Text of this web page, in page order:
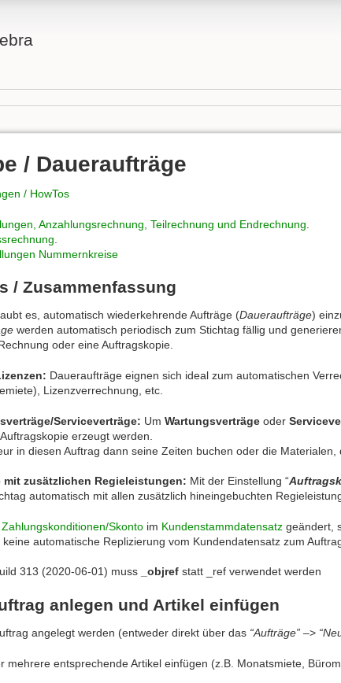
/ Daueraufträge
/ HowTos
Anzahlungsrechnung, Teilrechnung und Endrechnung
Nummernkreise
/ Zusammenfassung
es, automatisch wiederkehrende Aufträge (Daueraufträge)
werden automatisch periodisch zum Stichtag fällig und
oder eine Auftragskopie.
Daueraufträge eignen sich ideal zum automatischen
Lizenzverrechnung, etc.
Serviceverträge: Um Wartungsverträge oder
erzeugt werden.
in diesen Auftrag dann seine Zeiten buchen oder die Materialen,
mit zusätzlichen Regieleistungen: Mit der Einstellung “
automatisch mit allen zusätzlich hineingebuchten
Zahlungskonditionen/Skonto im Kundenstammdatensatz geändert,
automatische Replizierung vom Kundendatensatz zum
313 (2020-06-01) muss _objref statt _ref verwendet werden
anlegen und Artikel einfügen
angelegt werden (entweder direkt über das “Aufträge” –>
mehrere entsprechende Artikel einfügen (z.B. Monatsmiete,